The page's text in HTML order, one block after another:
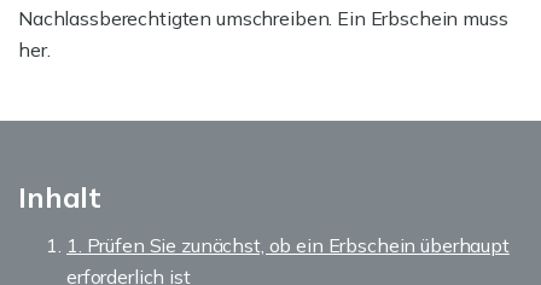
Nachlassberechtigten umschreiben. Ein Erbschein muss
her.
Inhalt
1. Prüfen Sie zunächst, ob ein Erbschein überhaupt
erforderlich ist